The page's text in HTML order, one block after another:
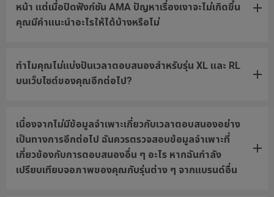
หน้า แต่เมื่อปิดฟังก์ชัน AMA ปัญหาเรื่องเงาจะไม่เกิดขึ้น
คุณมีคำแนะนำอะไรให้ได้บ้างหรือไม่
ทำไมคุณไม่แบ่งปันเวลาตอบสนองสำหรับรุ่น XL และ RL
บนเว็บไซต์ของคุณอีกต่อไป?
เนื่องจากไม่มีข้อมูลจำเพาะเกี่ยวกับเวลาตอบสนองอย่าง
เป็นทางการอีกต่อไป ฉันควรตรวจสอบข้อมูลจำเพาะที่
เกี่ยวข้องกับการตอบสนองอื่น ๆ อะไร หากฉันกำลัง
เปรียบเทียบจอภาพของคุณกับรุ่นต่าง ๆ จากแบรนด์อื่น